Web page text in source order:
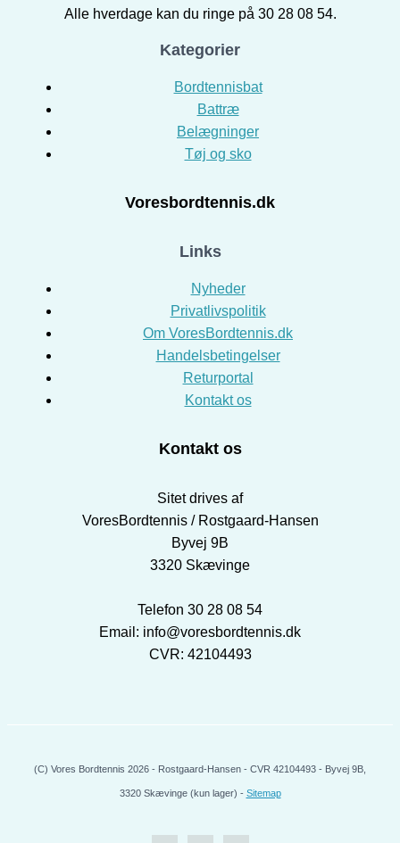
Alle hverdage kan du ringe på 30 28 08 54.
Kategorier
Bordtennisbat
Battræ
Belægninger
Tøj og sko
Voresbordtennis.dk
Links
Nyheder
Privatlivspolitik
Om VoresBordtennis.dk
Handelsbetingelser
Returportal
Kontakt os
Kontakt os
Sitet drives af
VoresBordtennis / Rostgaard-Hansen
Byvej 9B
3320 Skævinge
Telefon 30 28 08 54
Email: info@voresbordtennis.dk
CVR: 42104493
(C) Vores Bordtennis 2026 - Rostgaard-Hansen - CVR 42104493 - Byvej 9B,
3320 Skævinge (kun lager) - Sitemap